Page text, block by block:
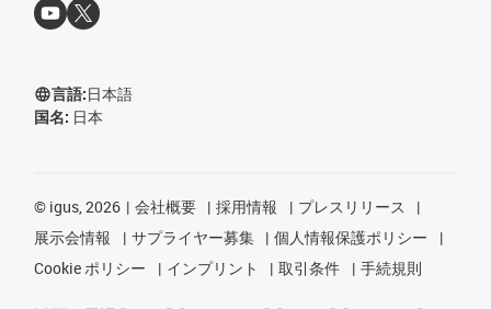
言語:日本語
国名: 日本
© igus, 2026 会社概要 採用情報
プレスリリース
展示会情報
サプライヤー募集
個人情報保護ポリシー
Cookie ポリシー
インプリント 取引条件 手続規則